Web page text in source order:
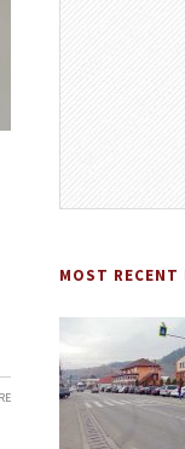
MOST RECENT